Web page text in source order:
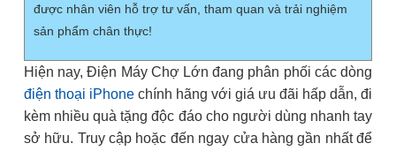
được nhân viên hỗ trợ tư vấn, tham quan và trải nghiệm
sản phẩm chân thực!
Hiện nay, Điện Máy Chợ Lớn đang phân phối các dòng
điện thoại iPhone chính hãng với giá ưu đãi hấp dẫn, đi
kèm nhiều quà tặng độc đáo cho người dùng nhanh tay
sở hữu. Truy cập hoặc đến ngay cửa hàng gần nhất để